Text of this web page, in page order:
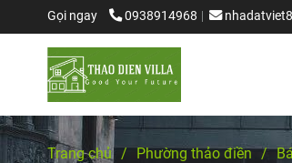
Gọi ngay 0938914968
Trang chủ / Phường thảo điền /